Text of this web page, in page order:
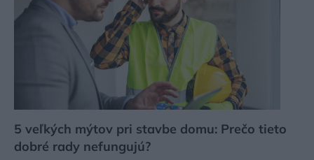
5 veľkých mýtov pri stavbe domu: Prečo tieto
dobré rady nefungujú?